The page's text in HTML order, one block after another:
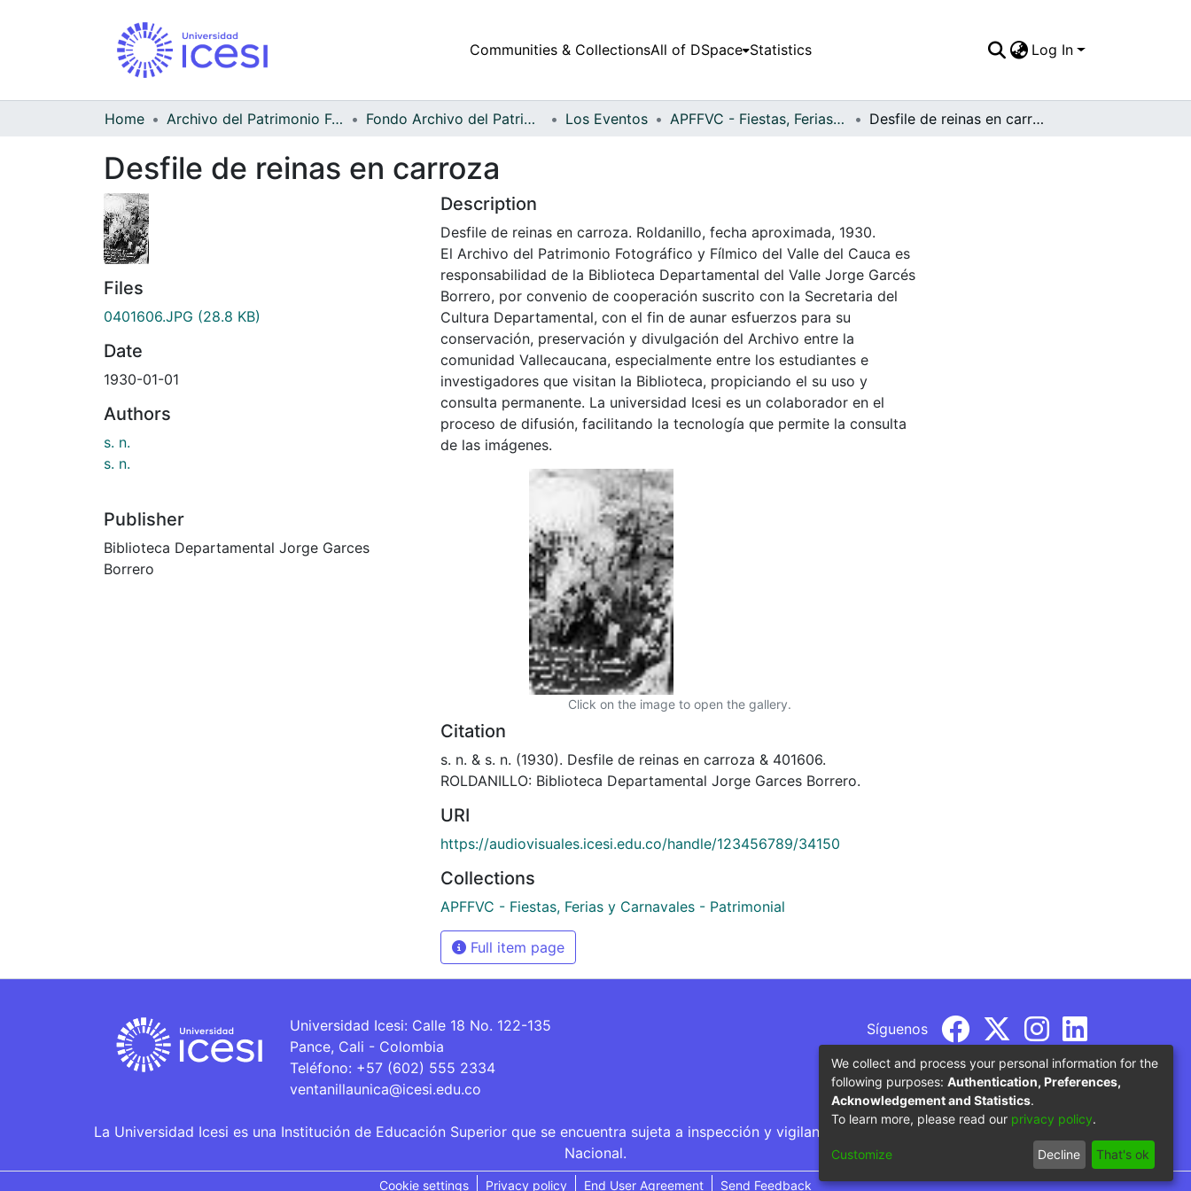
Communities & CollectionsAll of DSpace Statistics Log In
Home Archivo del Patrimonio Fotográfico y Fílmico del Valle del Cauca Fondo Archivo del Patrimonio Fotográfico y Fílmico del Valle del Cauca Los Eventos APFFVC - Fiestas, Ferias y Carnavales - Patrimonial Desfile de reinas en carroza
Desfile de reinas en carroza
Files
0401606.JPG (28.8 KB)
Date
1930-01-01
Authors
s. n.
s. n.
Publisher
Biblioteca Departamental Jorge Garces
Borrero
Description
Desfile de reinas en carroza. Roldanillo, fecha aproximada, 1930.
El Archivo del Patrimonio Fotográfico y Fílmico del Valle del Cauca es
responsabilidad de la Biblioteca Departamental del Valle Jorge Garcés
Borrero, por convenio de cooperación suscrito con la Secretaria del
Cultura Departamental, con el fin de aunar esfuerzos para su
conservación, preservación y divulgación del Archivo entre la
comunidad Vallecaucana, especialmente entre los estudiantes e
investigadores que visitan la Biblioteca, propiciando el su uso y
consulta permanente. La universidad Icesi es un colaborador en el
proceso de difusión, facilitando la tecnología que permite la consulta
de las imágenes.
Click on the image to open the gallery.
Citation
s. n. & s. n. (1930). Desfile de reinas en carroza & 401606.
ROLDANILLO: Biblioteca Departamental Jorge Garces Borrero.
URI
https://audiovisuales.icesi.edu.co/handle/123456789/34150
Collections
APFFVC - Fiestas, Ferias y Carnavales - Patrimonial
Full item page
Universidad Icesi: Calle 18 No. 122-135
Pance, Cali - Colombia
Teléfono: +57 (602) 555 2334
ventanillaunica@icesi.edu.co
Síguenos
La Universidad Icesi es una Institución de Educación Superior que se encuentra sujeta a inspección y vigilancia por parte del Ministerio de Educación
Nacional.
Cookie settings Privacy policy End User Agreement Send Feedback
We collect and process your personal information for the
following purposes: Authentication, Preferences,
Acknowledgement and Statistics.
To learn more, please read our privacy policy.
Customize Decline That's ok